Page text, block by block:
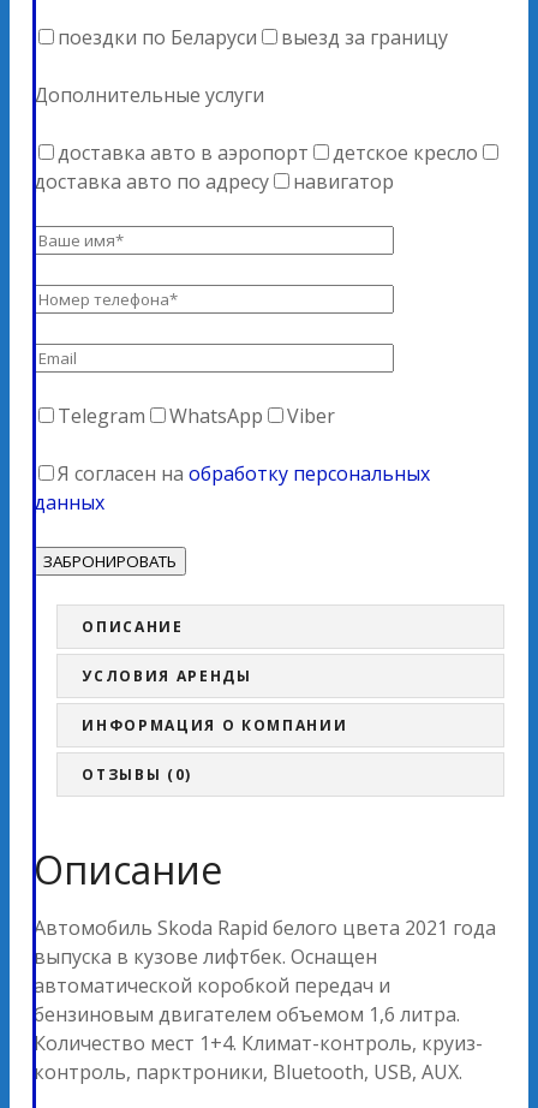
поездки по Беларуси выезд за границу
Дополнительные услуги
доставка авто в аэропорт
детское кресло
доставка авто по адресу
навигатор
Telegram WhatsApp Viber
Я согласен на обработку персональных
данных
ОПИСАНИЕ
УСЛОВИЯ АРЕНДЫ
ИНФОРМАЦИЯ О КОМПАНИИ
ОТЗЫВЫ (0)
Описание
Автомобиль Skoda Rapid белого цвета 2021 года
выпуска в кузове лифтбек. Оснащен
автоматической коробкой передач и
бензиновым двигателем объемом 1,6 литра.
Количество мест 1+4. Климат-контроль, круиз-
контроль, парктроники, Bluetooth, USB, AUX.